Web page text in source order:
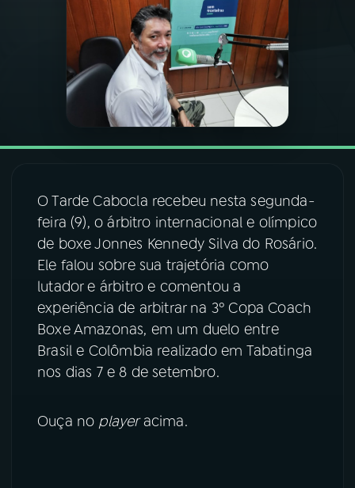
PROGRAMAÇÃO
PROGRAMAS
PODCASTS
07ÚLTIMAS
08 FESTIVAL DE MÚSICA
ACOMPANHE A RÁDIO NACIONAL
YouTube Facebook
O Tarde Cabocla recebeu nesta segunda-
feira (9), o árbitro internacional e olímpico
de boxe Jonnes Kennedy Silva do Rosário.
Ele falou sobre sua trajetória como
lutador e árbitro e comentou a
experiência de arbitrar na 3º Copa Coach
Boxe Amazonas, em um duelo entre
Brasil e Colômbia realizado em Tabatinga
nos dias 7 e 8 de setembro.
Ouça no playeracima.